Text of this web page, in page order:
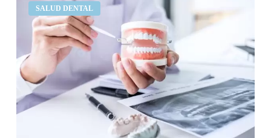
SALUD DENTAL
hueso
síntomas,
causas
y
soluciones